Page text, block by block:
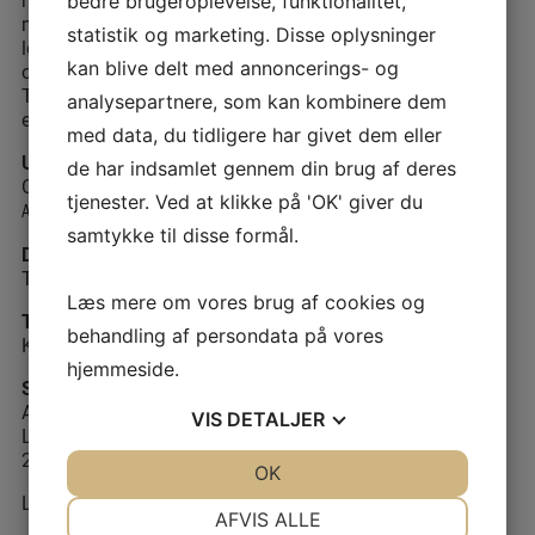
mv. Efter gruppearbejdet vil man i plenum drøfte udvalgte
løsninger/besvarelser og pege på generelle problemer på
området.
Til sidst: Er der flere spørgsmål? Desuden en kort
evaluering og afrunding.
Underviser
Cand.ling.merc. og cand.mag. Angela Guski
ANGELAGUSKI@GMAIL.COM
Dato
Torsdag den 26. september 2024
Tid
Kl. 15:00-18:00
Sted
Akademikertårnet
Lindevangs Allé 2
2000 Frederiksberg
Lokale: Klokketårnet
statistik og marketing. Disse oplysninger
kan blive delt med annoncerings- og
analysepartnere, som kan kombinere dem
med data, du tidligere har givet dem eller
de har indsamlet gennem din brug af deres
tjenester. Ved at klikke på 'OK' giver du
samtykke til disse formål.
Læs mere om vores brug af cookies og
behandling af persondata på vores
hjemmeside.
VIS DETALJER
AFVIS ALLE
OK